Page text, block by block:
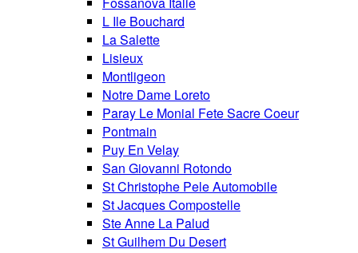
L Ile Bouchard
La Salette
Lisieux
Montligeon
Notre Dame Loreto
Paray Le Monial Fete Sacre Coeur
Pontmain
Puy En Velay
San Giovanni Rotondo
St Christophe Pele Automobile
St Jacques Compostelle
Ste Anne La Palud
St Guilhem Du Desert